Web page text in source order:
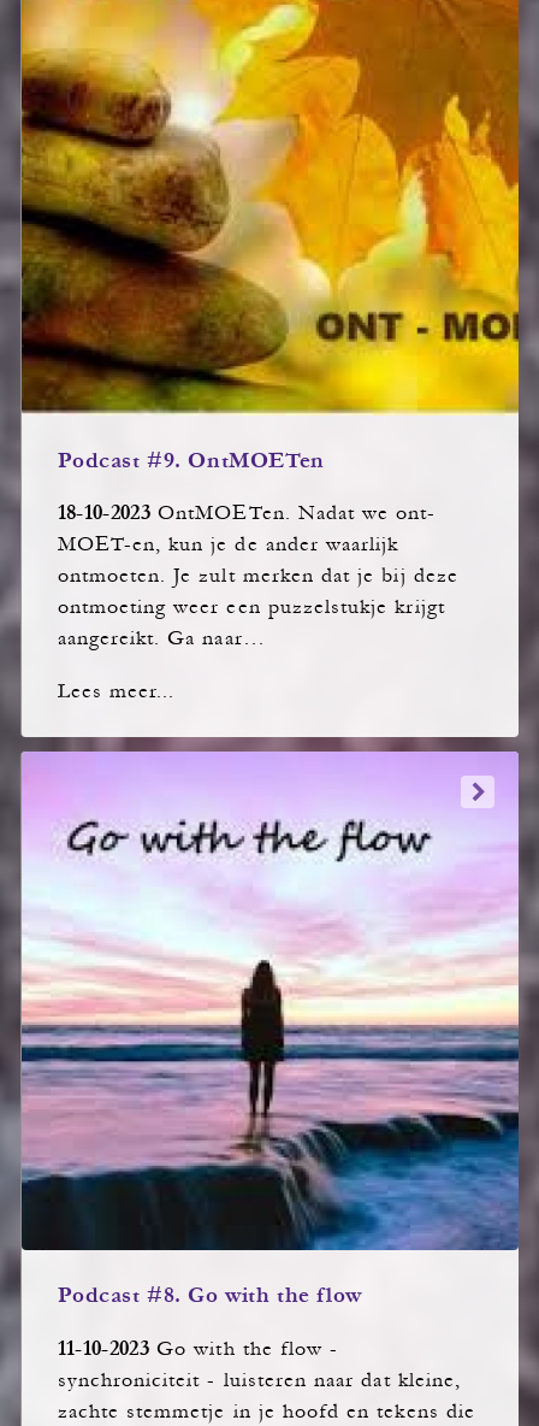
Podcast #9. OntMOETen
18-10-2023 OntMOETen. Nadat we ont-
MOET-en, kun je de ander waarlijk
ontmoeten. Je zult merken dat je bij deze
ontmoeting weer een puzzelstukje krijgt
aangereikt. Ga naar…
Lees meer...
Podcast #8. Go with the flow
11-10-2023 Go with the flow -
synchroniciteit - luisteren naar dat kleine,
zachte stemmetje in je hoofd en tekens die